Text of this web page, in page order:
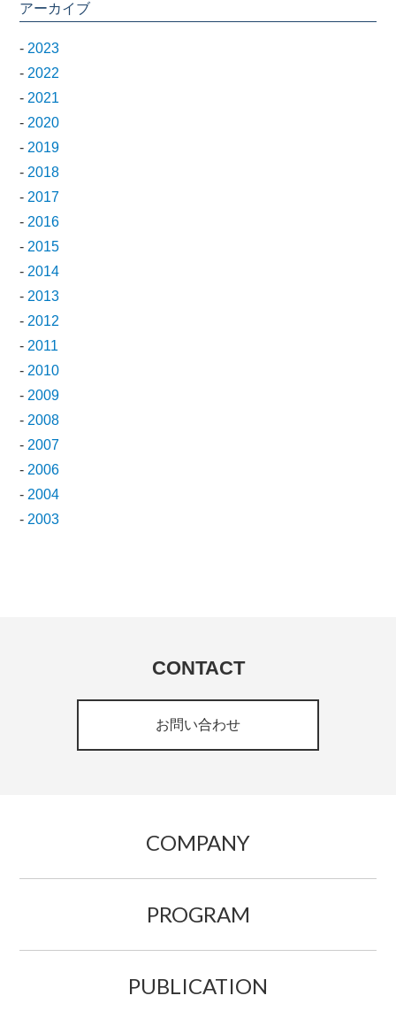
アーカイブ
- 2023
- 2022
- 2021
- 2020
- 2019
- 2018
- 2017
- 2016
- 2015
- 2014
- 2013
- 2012
- 2011
- 2010
- 2009
- 2008
- 2007
- 2006
- 2004
- 2003
CONTACT
お問い合わせ
COMPANY
PROGRAM
PUBLICATION